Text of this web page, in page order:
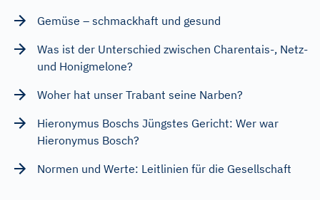
Gemüse – schmackhaft und gesund
Was ist der Unterschied zwischen Charentais-, Netz-
und Honigmelone?
Woher hat unser Trabant seine Narben?
Hieronymus Boschs Jüngstes Gericht: Wer war
Hieronymus Bosch?
Normen und Werte: Leitlinien für die Gesellschaft